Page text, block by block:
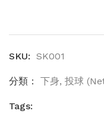
SKU: SK001
分類： 下身, 投球
Tags: